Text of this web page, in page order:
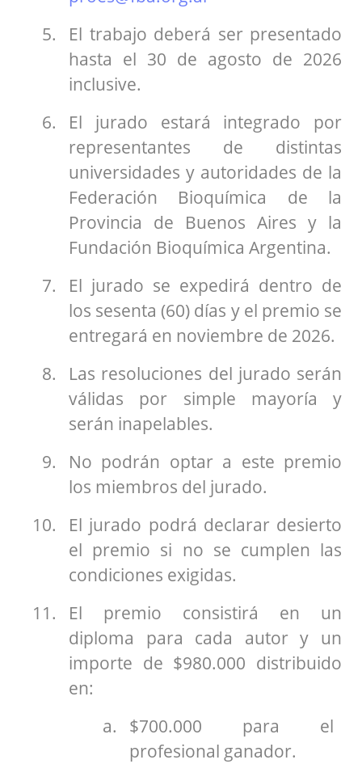
El trabajo deberá ser presentado
hasta el 30 de agosto de 2026
inclusive.
El jurado estará integrado por
representantes de distintas
universidades y autoridades de la
Federación Bioquímica de la
Provincia de Buenos Aires y la
Fundación Bioquímica Argentina.
El jurado se expedirá dentro de
los sesenta (60) días y el premio se
entregará en noviembre de 2026.
Las resoluciones del jurado serán
válidas por simple mayoría y
serán inapelables.
No podrán optar a este premio
los miembros del jurado.
El jurado podrá declarar desierto
el premio si no se cumplen las
condiciones exigidas.
El premio consistirá en un
diploma para cada autor y un
importe de $980.000 distribuido
en:
$700.000 para el
profesional ganador.